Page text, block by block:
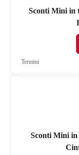
Sconti Mini in
Termini
Sconti Mini in